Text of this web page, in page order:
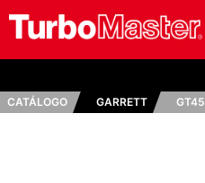
CATÁLOGO GARRETT GT45